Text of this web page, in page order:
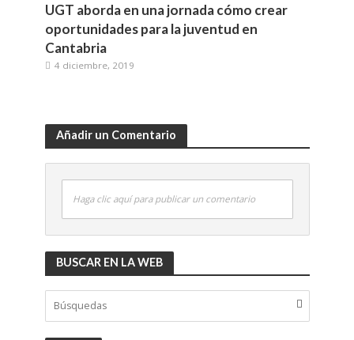
UGT aborda en una jornada cómo crear
oportunidades para la juventud en
Cantabria
4 diciembre, 2019
Añadir un Comentario
Haga clic aquí para publicar un comentario
BUSCAR EN LA WEB